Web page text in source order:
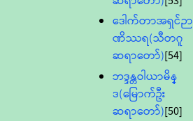
ဒေါက်တာအရှင်ဉာ
ဏိဿရ(သီတဂူ
ဆရာတော်)[54]
ဘဒ္ဒန္တဝါယာမိန္
ဒ(မြောက်ဦး
ဆရာတော်)[50]